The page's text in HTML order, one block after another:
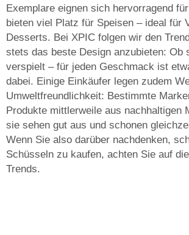
Exemplare eignen sich hervorragend
bieten viel Platz für Speisen – ideal für
Desserts. Bei XPIC folgen wir den
stets das beste Design anzubieten: Ob
verspielt – für jeden Geschmack ist
dabei. Einige Einkäufer legen zudem
Umweltfreundlichkeit: Bestimmte
Produkte mittlerweile aus nachhaltigen
sie sehen gut aus und schonen
Wenn Sie also darüber nachdenken,
Schüsseln zu kaufen, achten Sie auf
Trends.